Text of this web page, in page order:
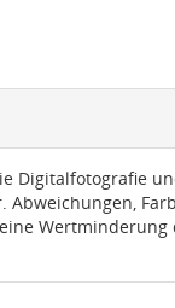
Digitalfotografie